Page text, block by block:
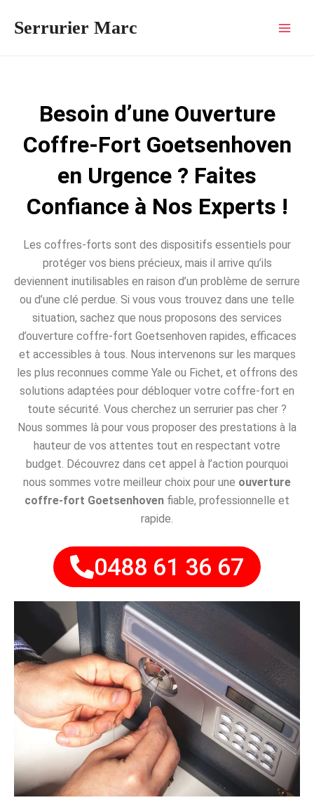
Serrurier Marc
Besoin d’une Ouverture
Coffre-Fort Goetsenhoven
en Urgence ? Faites
Confiance à Nos Experts !
Les coffres-forts sont des dispositifs essentiels pour
protéger vos biens précieux, mais il arrive qu’ils
deviennent inutilisables en raison d’un problème de serrure
ou d’une clé perdue. Si vous vous trouvez dans une telle
situation, sachez que nous proposons des services
d’ouverture coffre-fort Goetsenhoven rapides, efficaces
et accessibles à tous. Nous intervenons sur les marques
les plus reconnues comme Yale ou Fichet, et offrons des
solutions adaptées pour débloquer votre coffre-fort en
toute sécurité. Vous cherchez un serrurier pas cher ?
Nous sommes là pour vous proposer des prestations à la
hauteur de vos attentes tout en respectant votre
budget. Découvrez dans cet appel à l’action pourquoi
nous sommes votre meilleur choix pour une ouverture
coffre-fort Goetsenhoven fiable, professionnelle et
rapide.
0488 61 36 67